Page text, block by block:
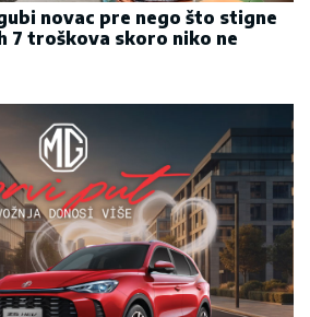
novac pre nego što stigne
7 troškova skoro niko ne